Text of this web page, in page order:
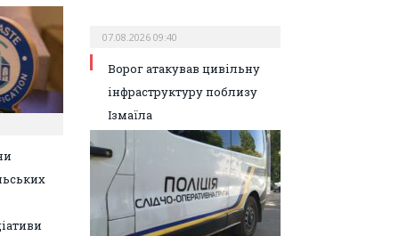
07.08.2026 09:40
Ворог атакував цивільну
інфраструктуру поблизу
Ізмаїла